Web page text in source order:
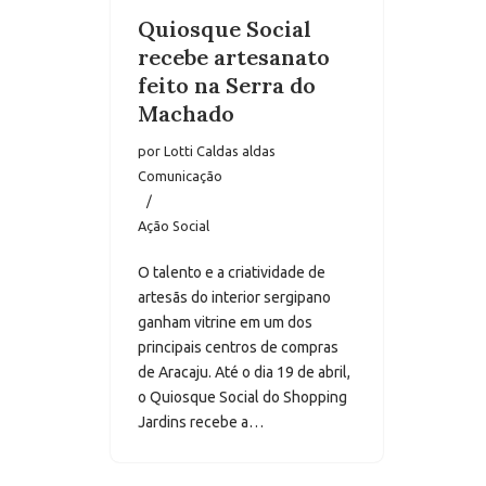
Quiosque Social
recebe artesanato
feito na Serra do
Machado
por Lotti Caldas aldas
Comunicação
Ação Social
O talento e a criatividade de
artesãs do interior sergipano
ganham vitrine em um dos
principais centros de compras
de Aracaju. Até o dia 19 de abril,
o Quiosque Social do Shopping
Jardins recebe a…